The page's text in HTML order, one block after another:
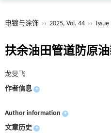
电镀与涂饰 ›› 2025, Vol. 44 ›› Issue
扶余油田管道防原
龙旻飞
作者信息 +
Author information +
文章历史 +